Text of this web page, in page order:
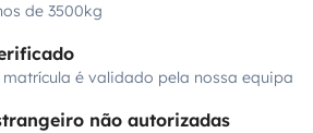
de 3500kg
é validado pela nossa equipa
não autorizadas